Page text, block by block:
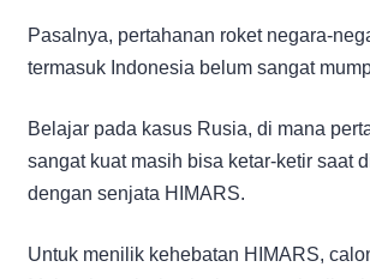
Pasalnya, pertahanan roket negara-
termasuk Indonesia belum sangat
Belajar pada kasus Rusia, di mana
sangat kuat masih bisa ketar-ketir saat
dengan senjata HIMARS.
Untuk menilik kehebatan HIMARS,